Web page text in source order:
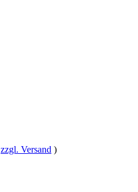
zzgl. Versand )